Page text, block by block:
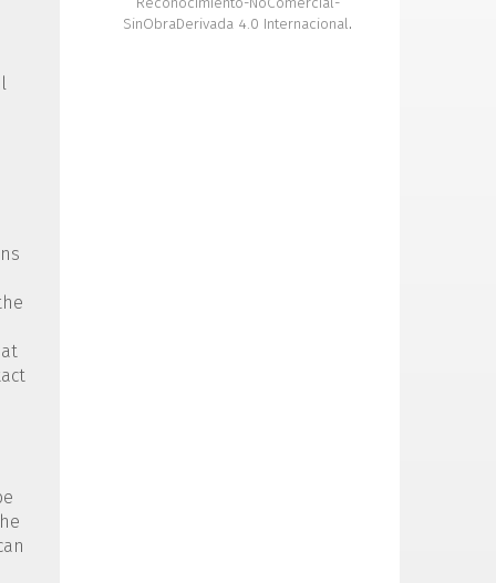
SinObraDerivada 4.0 Internacional.